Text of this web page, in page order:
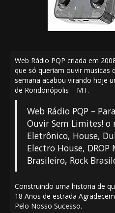
Web Rádio PQP criada em
que só queriam ouvir musicas
semana acabou virando hoje
de Rondonópolis – MT.
Web Rádio PQP –
Ouvir Sem Limites! o
Eletrônico, House,
Electro House, DROP
Brasileiro, Rock
Construindo uma historia de
18 Anos de estrada
Pelo Nosso Sucesso.